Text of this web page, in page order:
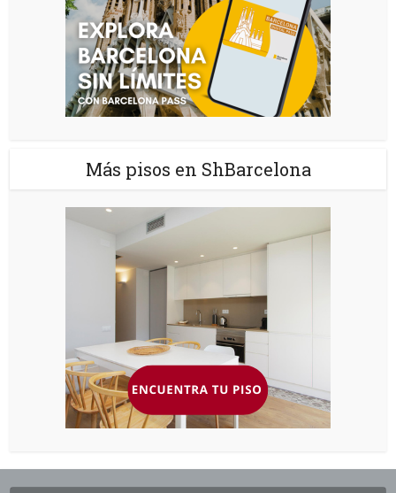
Más pisos en ShBarcelona